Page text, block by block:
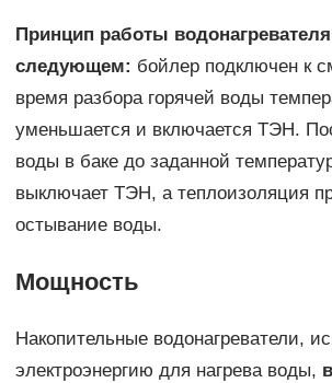
Принцип работы
следующем: бойлер подключен к
время разбора горячей воды
уменьшается и включается ТЭН.
воды в баке до заданной
выключает ТЭН, а теплоизоляция
остывание воды.
Мощность
Накопительные водонагреватели,
электроэнергию для нагрева воды,